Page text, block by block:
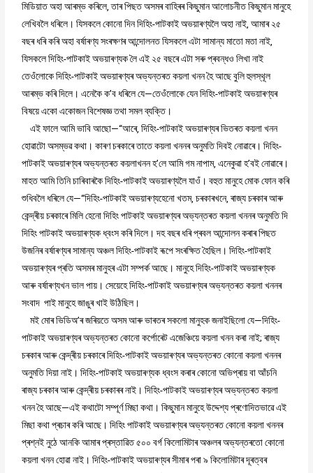
মিডিয়াত অহা আৰম্ভ কৰিলে, তাৰ পিছত অসমৰ বাহিৰৰ কিছুমান আলোচনীত কিছুমান মানুহে
লেখিবলৈ ধৰিলে। যিসকলে কোনো দিন দিহিং-পাটকাই অভয়াৰণ্যলৈ অহা নাই, আমাৰ ২৫
বছৰ ধৰি কৰি অহা বৰ্ষাৰণ্য সংৰক্ষণৰ আন্দোলনত যিসকলে এটা সামান্য মাতো মতা নাই,
যিসকলে দিহিং-পাটকাই অভয়াৰণ্যক লৈ এই ২৫ বছৰে এটা সৰু প্ৰবন্ধও লিখা নাই
তেওঁলোকে দিহিং-পাটকাই অভয়াৰণ্যৰ অভ্যন্তৰত কয়লা খনন হৈ আছে বুলি হুলস্থূল
আৰম্ভ কৰি দিলে। এনেকৈ ক’ব ধৰিলে যে—তেওঁলোকে যেন দিহিং-পাটকাই অভয়াৰণ্যৰ
বিষয়ে একো একোজন বিশেষজ্ঞ তথা সমল ব্যক্তি।
এই ফালে আমি ভাবি আছো—“আৰে, দিহিং-পাটকাই অভয়াৰণ্যৰ ভিতৰত কয়লা খনন
হোৱাটো অসম্ভৱ কথা। কাৰণ চৰকাৰে তাতে কয়লা খননৰ অনুমতি দিবই নোৱাৰে। দিহিং-
পাটকাই অভয়াৰণ্যৰ অভ্যন্তৰত কয়লাখনন হ’লে আমি গম নাপাম, এনেকুৱা হ’বই নোৱাৰে।
মাহত আমি তিনি চাৰিবাৰকৈ দিহিং-পাটকাই অভয়াৰণ্যলৈ যাওঁ। বহুত মানুহে মোক ফোন কৰি
শুধিবলৈ ধৰিলে যে—“দিহিং-পাটকাই অভয়াৰণ্যহেনো খতম, চৰকাৰখনে, ৰাজ্য চৰকাৰ আৰু
কেন্দ্ৰীয় চৰকাৰে মিলি হেনো দিহিং পাটকাই অভয়াৰণ্যৰ অভ্যন্তৰত কয়লা খননৰ অনুমতি দি
দিহিং পাটকাই অভয়াৰণ্যক ধ্বংস কৰি দিলে। দহ বছৰ ধৰি প্ৰবল আন্দোলন কৰাৰ পিছত
উজনিৰ বৰ্ষাৰণ্যৰ সামান্য অঞ্চল দিহিং-পাটকাই ৰূপে সংৰক্ষিত হৈছিল। দিহিং-পাটকাই
অভয়াৰণ্যৰ প্ৰতি অসমৰ মানুহৰ এটা সম্পৰ্ক আছে। মানুহে দিহিং-পাটকাই অভয়াৰণ্যক
আৰু বৰ্ষাৰণ্যখন ভাল পায়। সেয়েহে দিহিং-পাটকাই অভয়াৰণ্যৰ অভ্যন্তৰত কয়লা খননৰ
সংবাদ পাই মানুহে জাঙুৰ খাই উঠিছিল।
মই মোৰ ভিডিঅ’ৰ জৰিয়তে অসম আৰু ভাৰতৰ সকলো মানুহক জনাইছিলো যে—দিহিং-
পাটকাই অভয়াৰণ্যৰ অভ্যন্তৰত কোনো কৰ্পোৰেট এজেঞ্চিয়ে কয়লা খনন কৰা নাই; ৰাজ্য
চৰকাৰ আৰু কেন্দ্ৰীয় চৰকাৰে দিহিং-পাটকাই অভয়াৰণ্যৰ অভ্যন্তৰত কোনো কয়লা খননৰ
অনুমতি দিয়া নাই। দিহিং-পাটকাই অভয়াৰণ্যক ধ্বংস কৰাৰ কোনো অভিপ্ৰায় বা আঁচনি
ৰাজ্য চৰকাৰ আৰু কেন্দ্ৰীয় চৰকাৰৰ নাই। দিহিং-পাটকাই অভয়াৰণ্যৰ অভ্যন্তৰত কয়লা
খনন হৈ আছে—এই কথাটো সম্পূৰ্ণ মিছা কথা। কিছুমান মানুহে উদ্দেশ্য প্ৰণোদিতভাৱে এই
মিছা কথা প্ৰচাৰ কৰি আছে। দিহিং পাটকাই অভয়াৰণ্যৰ অভ্যন্তৰত কোনো কয়লা খননৰ
প্ৰশ্নই নুঠে আনকি আমাৰ প্ৰস্তাৱিত ৫০০ বৰ্গ কিলোমিটাৰ অঞ্চলৰ অভ্যন্তৰতো কোনো
কয়লা খনন হোৱা নাই। দিহিং-পাটকাই অভয়াৰণ্যৰ সীমাৰ পৰা ৯ কিলোমিটাৰ দূৰত্বৰ